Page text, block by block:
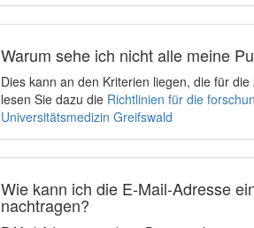
Warum sehe ich nicht alle meine
Dies kann an den Kriterien liegen, die für
lesen Sie dazu die Richtlinien für die
Universitätsmedizin Greifswald
Wie kann ich die E-Mail-Adresse
nachtragen?